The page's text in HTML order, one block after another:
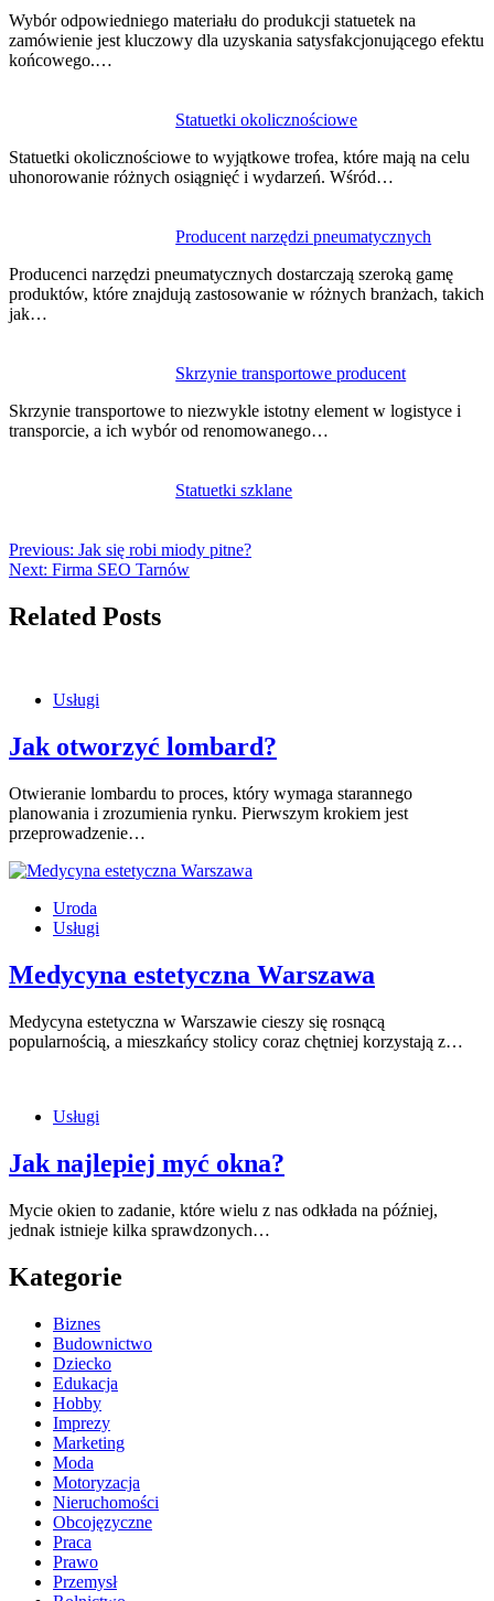
Wybór odpowiedniego materiału do produkcji statuetek na
zamówienie jest kluczowy dla uzyskania satysfakcjonującego efektu
końcowego.…
Statuetki okolicznościowe
Statuetki okolicznościowe to wyjątkowe trofea, które mają na celu
uhonorowanie różnych osiągnięć i wydarzeń. Wśród…
Producent narzędzi pneumatycznych
Producenci narzędzi pneumatycznych dostarczają szeroką gamę
produktów, które znajdują zastosowanie w różnych branżach, takich
jak…
Skrzynie transportowe producent
Skrzynie transportowe to niezwykle istotny element w logistyce i
transporcie, a ich wybór od renomowanego…
Statuetki szklane
wpisu
Previous: Jak się robi miody pitne?
Next: Firma SEO Tarnów
Related Posts
Usługi
Jak otworzyć lombard?
Otwieranie lombardu to proces, który wymaga starannego
planowania i zrozumienia rynku. Pierwszym krokiem jest
przeprowadzenie…
Uroda
Usługi
Medycyna estetyczna Warszawa
Medycyna estetyczna w Warszawie cieszy się rosnącą
popularnością, a mieszkańcy stolicy coraz chętniej korzystają z…
Usługi
Jak najlepiej myć okna?
Mycie okien to zadanie, które wielu z nas odkłada na później,
jednak istnieje kilka sprawdzonych…
Kategorie
Biznes
Budownictwo
Dziecko
Edukacja
Hobby
Imprezy
Marketing
Moda
Motoryzacja
Nieruchomości
Obcojęzyczne
Praca
Prawo
Przemysł